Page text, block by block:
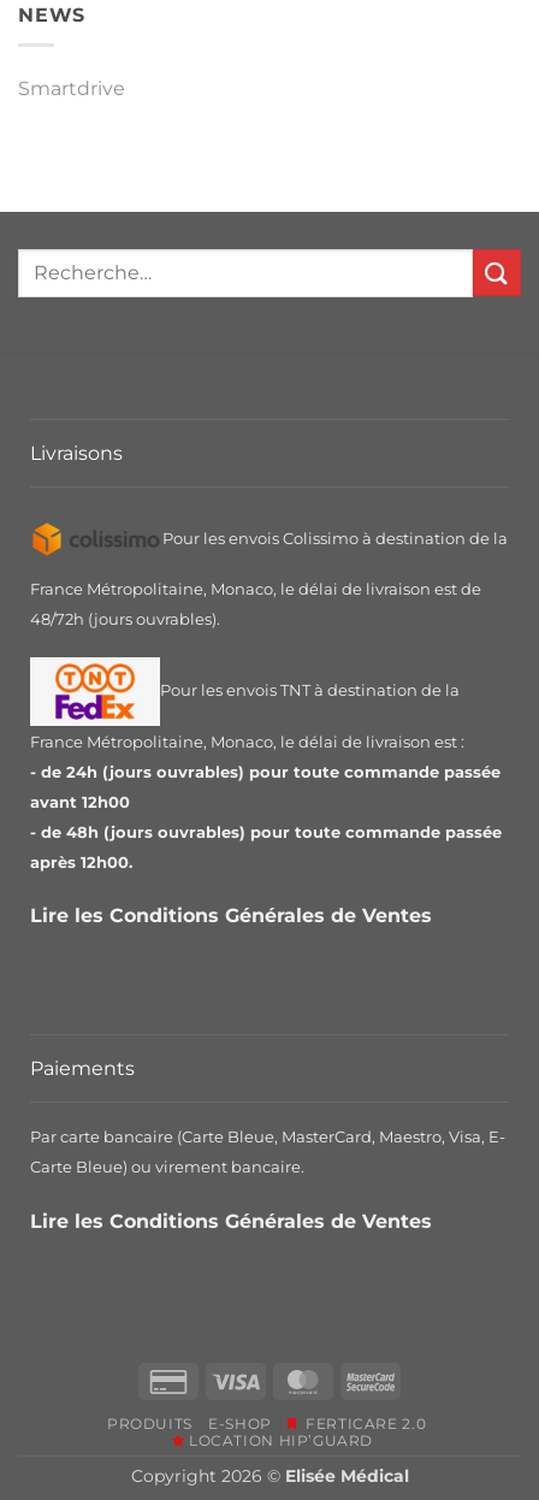
NEWS
Smartdrive
Livraisons
Pour les envois Colissimo à destination de la
France Métropolitaine, Monaco, le délai de livraison est de
48/72h (jours ouvrables).
Pour les envois TNT à destination de la
France Métropolitaine, Monaco, le délai de livraison est :
- de 24h (jours ouvrables) pour toute commande passée
avant 12h00
- de 48h (jours ouvrables) pour toute commande passée
après 12h00.
Lire les Conditions Générales de Ventes
Paiements
Par carte bancaire (Carte Bleue, MasterCard, Maestro, Visa, E-
Carte Bleue) ou virement bancaire.
Lire les Conditions Générales de Ventes
Credit
2
Visa MasterCardMasterCard
PRODUITS E-SHOP
FERTICARE 2.0
LOCATION HIP’GUARD
Copyright 2026 © Elisée Médical